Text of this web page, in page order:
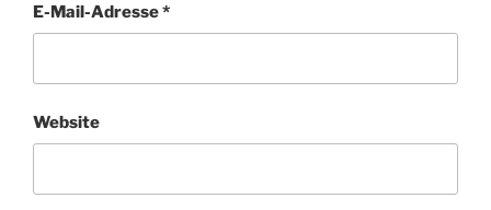
E-Mail-Adresse*
Website